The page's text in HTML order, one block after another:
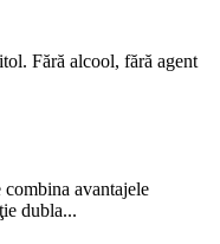
Fără alcool, fără agent
avantajele
dubla...